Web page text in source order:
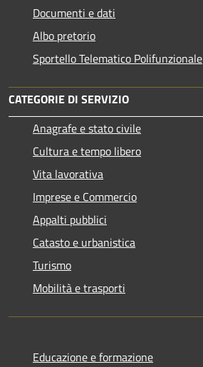
Documenti e dati
Albo pretorio
Sportello Telematico Polifunzionale
CATEGORIE DI SERVIZIO
Anagrafe e stato civile
Cultura e tempo libero
Vita lavorativa
Imprese e Commercio
Appalti pubblici
Catasto e urbanistica
Turismo
Mobilità e trasporti
Educazione e formazione